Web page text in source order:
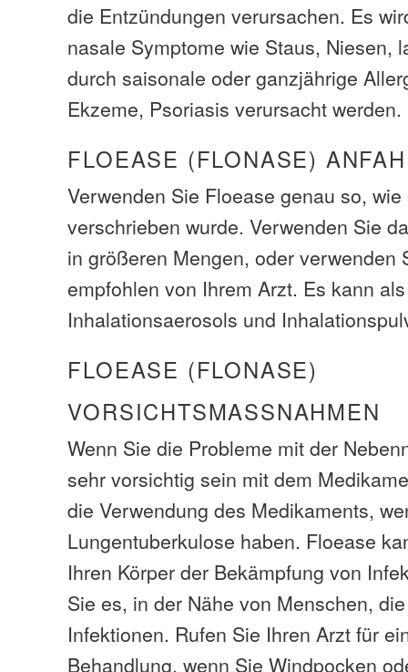
die Entzündungen verursachen. Es
nasale Symptome wie Staus, Niesen,
durch saisonale oder ganzjährige
Ekzeme, Psoriasis verursacht werden.
FLOEASE (FLONASE)
Verwenden Sie Floease genau so,
verschrieben wurde. Verwenden Sie
in größeren Mengen, oder verwenden
empfohlen von Ihrem Arzt. Es kann
Inhalationsaerosols und
FLOEASE (FLONASE)
VORSICHTSMASSNAHMEN
Wenn Sie die Probleme mit der
sehr vorsichtig sein mit dem
die Verwendung des Medikaments,
Lungentuberkulose haben. Floease
Ihren Körper der Bekämpfung von
Sie es, in der Nähe von Menschen,
Infektionen. Rufen Sie Ihren Arzt für
Behandlung, wenn Sie Windpocken